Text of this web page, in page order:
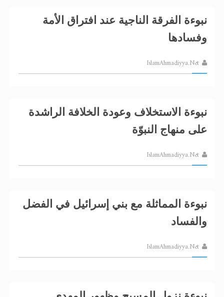
نبوءة الفرقة الناجية عند افتراق الأمة
وفسادها
IslamAhmadiyya.Net
نبوءة الاستخلاف وعودة الخلافة الراشدة
على منهاج النبوّة
IslamAhmadiyya.Net
نبوءة المماثلة مع بني إسرائيل في الفضل
والفساد
IslamAhmadiyya.Net